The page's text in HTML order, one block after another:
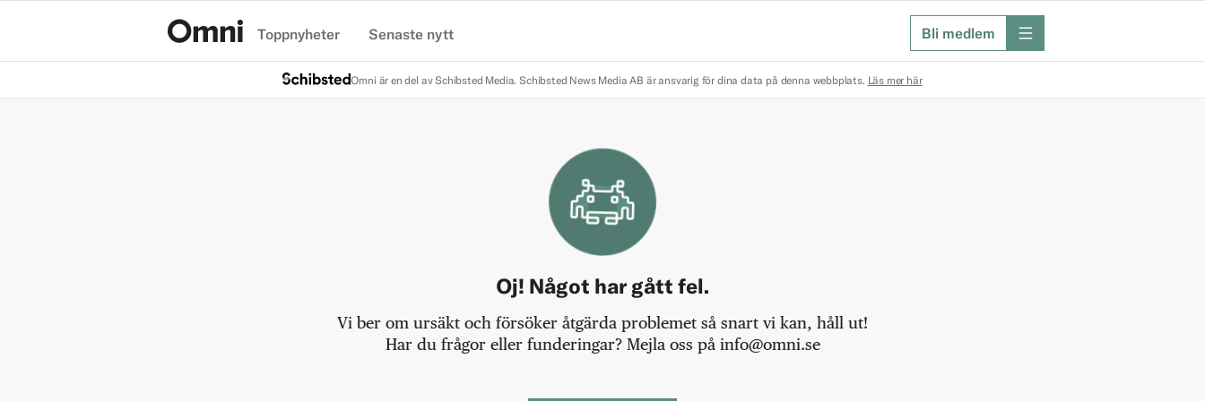
Toppnyheter Senaste nytt Bli medlem meny
Omni är en del av Schibsted Media. Schibsted News Media AB är ansvarig för dina data på denna webbplats. Läs mer här
Oj! Något har gått fel.
Vi ber om ursäkt och försöker åtgärda problemet så snart vi kan, håll ut!
Har du frågor eller funderingar? Mejla oss på info@omni.se